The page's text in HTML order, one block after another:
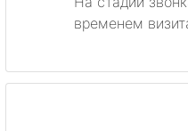
временем